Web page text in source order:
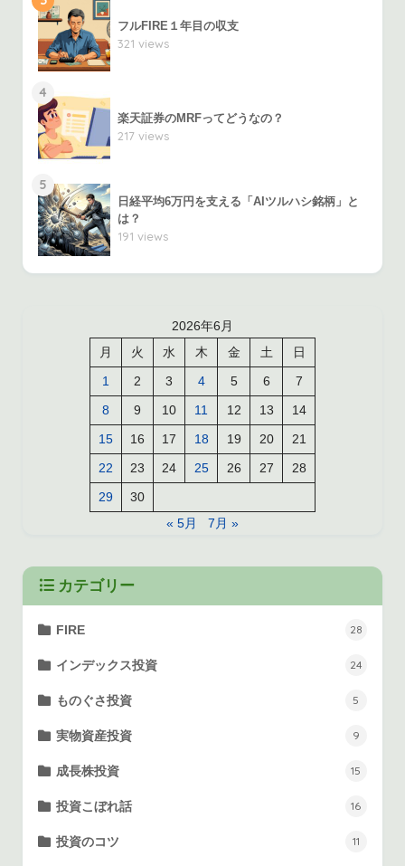
フルFIRE１年目の収支
321 views
4
楽天証券のMRFってどうなの？
217 views
5
日経平均6万円を支える「AIツルハシ銘柄」と
は？
191 views
2026年6月
月
火 水 木 金 土
日
1
2 3 4 5 6
7
8
9 10 11 12 13
14
15
16 17 18 19 20
21
22
23 24 25 26 27
28
29
30
« 5月
7月 »
カテゴリー
FIRE 28
インデックス投資 24
ものぐさ投資 5
実物資産投資 9
成長株投資 15
投資こぼれ話 16
投資のコツ 11